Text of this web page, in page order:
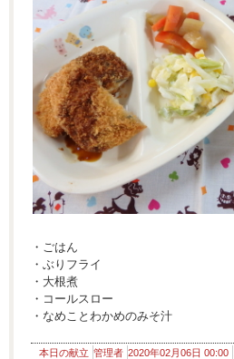
・ごはん
・ぶりフライ
・大根煮
・コールスロー
・なめことわかめのみそ汁
本日の献立 管理者 2020年02月06日 00:00